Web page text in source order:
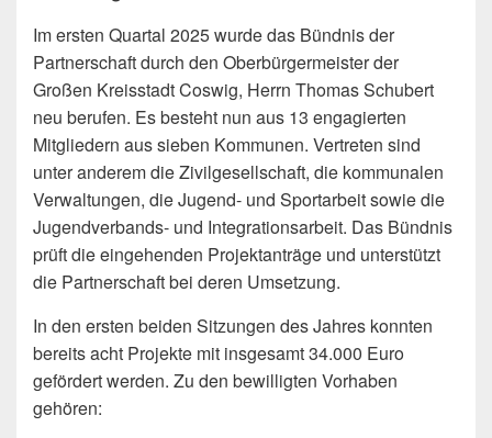
Im ersten Quartal 2025 wurde das Bündnis der
Partnerschaft durch den Oberbürgermeister der
Großen Kreisstadt Coswig, Herrn Thomas Schubert
neu berufen. Es besteht nun aus 13 engagierten
Mitgliedern aus sieben Kommunen. Vertreten sind
unter anderem die Zivilgesellschaft, die kommunalen
Verwaltungen, die Jugend- und Sportarbeit sowie die
Jugendverbands- und Integrationsarbeit. Das Bündnis
prüft die eingehenden Projektanträge und unterstützt
die Partnerschaft bei deren Umsetzung.
In den ersten beiden Sitzungen des Jahres konnten
bereits acht Projekte mit insgesamt 34.000 Euro
gefördert werden. Zu den bewilligten Vorhaben
gehören: